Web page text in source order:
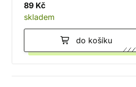
89 Kč
skladem
do košíku